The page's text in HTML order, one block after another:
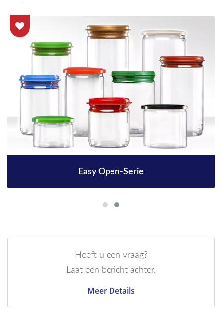
Easy Open-Serie
Heeft u een vraag?
Laat een bericht achter.
Meer Details